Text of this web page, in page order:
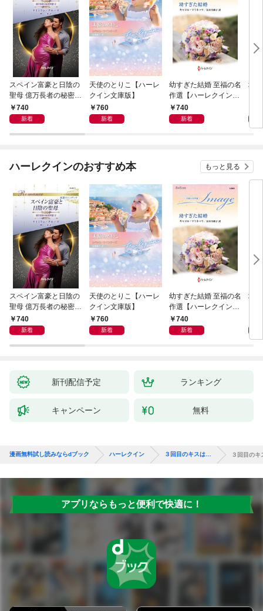
スペイン富豪と日陰の
聖母 億万長者の秘密同
盟 II ハーレクイン・ロ
マンス～純潔のシンデ
740
新着
天使のとりこ【ハーレ
クイン文庫版】
760
新着
幼すぎた結婚 至福の名
作選【ハーレクイン・
イマージュ版】
740
新着
塔
ハーレクインのおすすめ本 もっと見る
スペイン富豪と日陰の
聖母 億万長者の秘密同
盟 II ハーレクイン・ロ
マンス～純潔のシンデ
740
新着
天使のとりこ【ハーレ
クイン文庫版】
760
新着
幼すぎた結婚 至福の名
作選【ハーレクイン・
イマージュ版】
740
新着
塔
新刊配信予定 ランキング
キャンペーン 無料
漫画無料試し読みならdブック ハーレクイン ３回目のキスは… ３回目の
アプリならもっと便利で快適に！